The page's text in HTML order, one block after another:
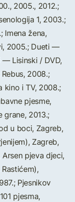
2005., 2012.;
1, 2003.;
Imena žena,
2005.; Dueti —
— Lisinski / DVD,
2008.;
kino i TV, 2008.;
pjesme,
grane, 2013.;
u boci, Zagreb,
Zagreb,
Arsen pjeva djeci,
Pjesnikov
pjesma,